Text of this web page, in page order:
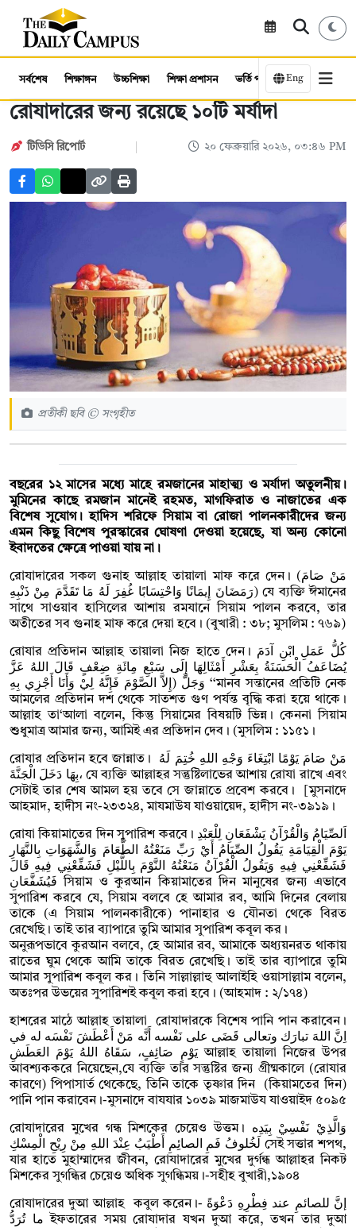
সর্বশেষ শিক্ষাঙ্গন উচ্চশিক্ষা শিক্ষা প্রশাসন ভর্তি পরীক্ষা কর্মসংস্থান
Eng
রোযাদারের জন্য রয়েছে ১০টি মর্যাদা
টিডিসি রিপোর্ট ২০ ফেব্রুয়ারি ২০২৬, ০৩:৪৬ PM
প্রতীকী ছবি © সংগৃহীত
বছরের ১২ মাসের মধ্যে মাহে রমজানের মাহাত্ম্য ও মর্যাদা অতুলনীয়।
মুমিনের কাছে রমজান মানেই রহমত, মাগফিরাত ও নাজাতের এক
বিশেষ সুযোগ। হাদিস শরিফে সিয়াম বা রোজা পালনকারীদের জন্য
এমন কিছু বিশেষ পুরস্কারের ঘোষণা দেওয়া হয়েছে, যা অন্য কোনো
ইবাদতের ক্ষেত্রে পাওয়া যায় না।
রোযাদারের সকল গুনাহ আল্লাহ তায়ালা মাফ করে দেন। (مَنْ صَامَ
رَمَضَانَ إِيمَانًا وَاحْتِسَابًا غُفِرَ لَهُ مَا تَقَدَّمَ مِنْ ذَنْبِهِ) যে ব্যক্তি ঈমানের
সাথে সাওয়াব হাসিলের আশায় রমযানে সিয়াম পালন করবে, তার
অতীতের সব গুনাহ মাফ করে দেয়া হবে। (বুখারী : ৩৮; মুসলিম : ৭৬৯)
রোযার প্রতিদান আল্লাহ তায়ালা নিজ হাতে দেন। كُلُّ عَمَلِ ابْنِ آدَمَ
يُضَاعَفُ الْحَسَنَةُ بِعَشْرِ أَمْثَالِهَا إِلَى سَبْعِ مِائَةِ ضِعْفٍ قَالَ اللهُ عَزَّ
وَجَلَّ (إِلاَّ الصَّوْمَ فَإِنَّهُ لِيْ وَأَنَا أَجْزِي بِهِ ‘‘মানব সন্তানের প্রতিটি নেক
আমলের প্রতিদান দশ থেকে সাতশত গুণ পর্যন্ত বৃদ্ধি করা হয়ে থাকে।
আল্লাহ তা‘আলা বলেন, কিন্তু সিয়ামের বিষয়টি ভিন্ন। কেননা সিয়াম
শুধুমাত্র আমার জন্য, আমিই এর প্রতিদান দেব। (মুসলিম : ১১৫১।
রোযার প্রতিদান হবে জান্নাত। مَنْ صَامَ يَوْمًا ابْتِغَاءَ وَجْهِ اللهِ ‌خُتِمَ ‌لَهُ
‌بِهَا دَخَلَ الْجَنَّةَ، যে ব্যক্তি আল্লাহর সন্তুষ্টিলাভের আশায় রোযা রাখে এবং
সেটাই তার শেষ আমল হয় তবে সে জান্নাতে প্রবেশ করবে। [মুসনাদে
আহমাদ, হাদীস নং-২৩৩২৪, মাযমাউয যাওয়ায়েদ, হাদীস নং-৩৯১৯।
রোযা কিয়ামাতের দিন সুপারিশ করবে। اَلصِّيَامُ وَالْقُرْآنُ يَشْفَعَانِ لِلْعَبْدِ
يَوْمَ الْقِيَامَةِ يَقُولُ الصِّيَامُ أَيْ رَبِّ مَنَعْتُهُ الطَّعَامَ وَالشَّهَوَاتِ بِالنَّهَارِ
فَشَفِّعْنِي فِيهِ وَيَقُولُ الْقُرْآنُ مَنَعْتُهُ النَّوْمَ بِاللَّيْلِ فَشَفِّعْنِي فِيهِ قَالَ
فَيُشَفَّعَانِ সিয়াম ও কুরআন কিয়ামাতের দিন মানুষের জন্য এভাবে
সুপারিশ করবে যে, সিয়াম বলবে হে আমার রব, আমি দিনের বেলায়
তাকে (এ সিয়াম পালনকারীকে) পানাহার ও যৌনতা থেকে বিরত
রেখেছি। তাই তার ব্যাপারে তুমি আমার সুপারিশ কবূল কর।
অনুরূপভাবে কুরআন বলবে, হে আমার রব, আমাকে অধ্যয়নরত থাকায়
রাতের ঘুম থেকে আমি তাকে বিরত রেখেছি। তাই তার ব্যাপারে তুমি
আমার সুপারিশ কবূল কর। তিনি সাল্লাল্লাহু আলাইহি ওয়াসাল্লাম বলেন,
অতঃপর উভয়ের সুপারিশই কবূল করা হবে। (আহমাদ : ২/১৭৪)
হাশরের মাঠে আল্লাহ তায়ালা রোযাদারকে বিশেষ পানি পান করাবেন।
اِنَّ اللهَ تبارَك وتعالى قَضَى على نَفْسه أَنَّه مَنْ أَعْطَشَ نَفْسَه له في
يَوْمٍ صَائِفٍ، سَقَاهُ اللهُ يَوْمَ العَطَشِ আল্লাহ তায়ালা নিজের উপর
আবশ্যককরে নিয়েছেন,যে ব্যক্তি তার সন্তুষ্টির জন্য গ্রীষ্মকালে (রোযার
কারণে) পিপাসার্ত থেকেছে, তিনি তাকে তৃষ্ণার দিন (কিয়ামতের দিন)
পানি পান করাবেন।-মুসনাদে বাযযার ১০৩৯ মাজমাউয যাওয়াইদ ৫০৯৫
রোযাদারের মুখের গন্ধ মিশকের চেয়েও উত্তম। وَالَّذِيْ نَفْسِيْ بِيَدِه
لَخُلوفُ فَمِ الصائِمِ أَطْيَبُ عِنْدَ اللهِ مِنْ رِيْحِ الْمِسْكِ সেই সত্তার শপথ,
যার হাতে মুহাম্মাদের জীবন, রোযাদারের মুখের দুর্গন্ধ আল্লাহর নিকট
মিশকের সুগন্ধির চেয়েও অধিক সুগন্ধিময়।-সহীহ বুখারী,১৯০৪
রোযাদারের দুআ আল্লাহ কবুল করেন।- إنَّ للصائمِ عند فِطْرِهِ دَعْوَةً
ما تُرَدُّ ইফতারের সময় রোযাদার যখন দুআ করে, তখন তার দুআ